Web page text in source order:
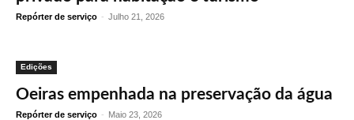
Repórter de serviço - Julho 21, 2026
Edições
Oeiras empenhada na preservação da água
Repórter de serviço - Maio 23, 2026